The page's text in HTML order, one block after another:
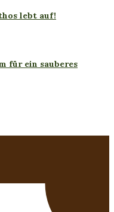
lebt auf!
für ein sauberes